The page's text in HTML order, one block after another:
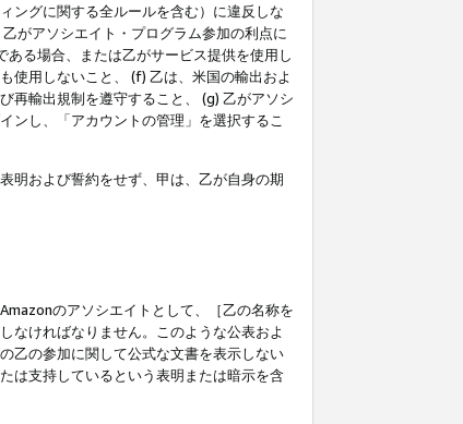
ングに関する全ルールを含む）に違反しな
がアソシエイト・プログラム参加の利点に
る場合、または乙がサービス提供を使用し
使用しないこと、 (f) 乙は、米国の輸出およ
再輸出規制を遵守すること、 (g) 乙がアソシ
ンし、「アカウントの管理」を選択するこ
明および誓約をせず、甲は、乙が自身の期
のアソシエイトとして、［乙の名称を
なければなりません。このような公表およ
乙の参加に関して公式な文書を表示しない
は支持しているという表明または暗示を含